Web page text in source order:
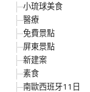
小琉球美食
醫療
免費景點
屏東景點
新建案
素食
南歐西班牙11日